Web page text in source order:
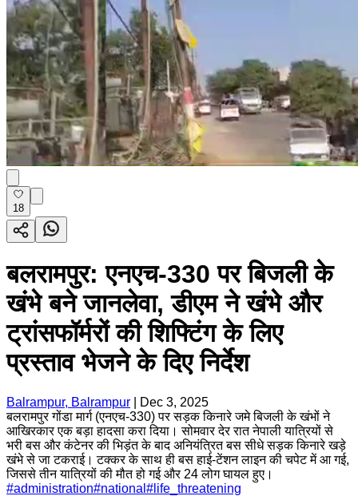
18
बलरामपुर: एनएच-330 पर बिजली के
खंभे बने जानलेवा, डीएम ने खंभे और
ट्रांसफॉर्मरों की शिफ्टिंग के लिए
प्रस्ताव भेजने के दिए निर्देश
Balrampur, Balrampur
Dec 3, 2025
बलरामपुर गोंडा मार्ग (एनएच-330) पर सड़क किनारे जमे बिजली के खंभों ने
आखिरकार एक बड़ा हादसा करा दिया। सोमवार देर रात नेपाली यात्रियों से
भरी बस और कंटेनर की भिड़ंत के बाद अनियंत्रित बस सीधे सड़क किनारे खड़े
खंभे से जा टकराई। टक्कर के साथ ही बस हाई-टेंशन लाइन की चपेट में आ गई,
जिससे तीन यात्रियों की मौत हो गई और 24 लोग घायल हुए।
#administration#national # life_threatening